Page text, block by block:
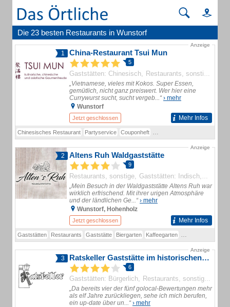
Die 23 besten Restaurants in Wunstorf
Anzeige
1 China-Restaurant Tsui Mun
5
Gaststätten: Chinesisch Restaurants, sonstige
„Vietnamese, vieles mit Kokos. Super Essen,
gemütlich, nicht ganz preiswert. Wer hier eine
Currywurst sucht, sucht vergeb...“› mehr
Wunstorf
Jetzt geschlossen Mehr Infos
Chinesisches Restaurant Partyservice Couponheft
Anzeige
2 Altens Ruh Waldgaststätte
9
Restaurants, sonstige Gaststätten: Indisch
„Mein Besuch in der Waldgaststätte Altens Ruh war
wirklich erfrischend. Mit ihrer urigen Atmosphäre
und der ländlichen Ge...“› mehr
Wunstorf, Hohenholz
Jetzt geschlossen Mehr Infos
Gaststätten Restaurants Gaststätte Biergarten Kaffeegarten
Anzeige
3 Ratskeller Gaststätte im historischen Gewölbe
6
Gaststätten: Bürgerlich Restaurants, sonstige
„Da bereits vier der fünf golocal-Bewertungen mehr
als elf Jahre zurückliegen, sehe ich mich berufen,
ein up-date über un...“› mehr